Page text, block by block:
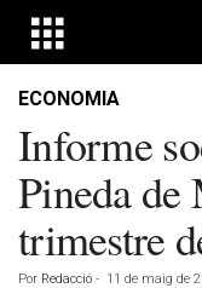
ECONOMIA
Informe
Pineda
trimestre
Por Redacció - 11 de maig de